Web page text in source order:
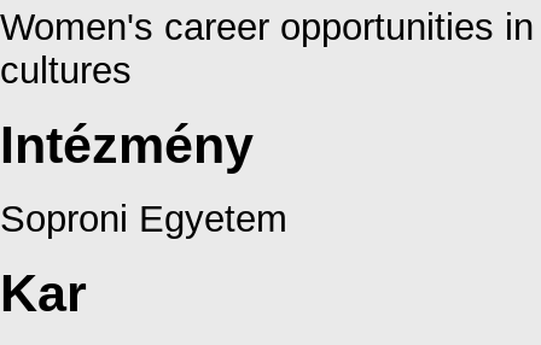
Women's career opportunities
cultures
Intézmény
Soproni Egyetem
Kar